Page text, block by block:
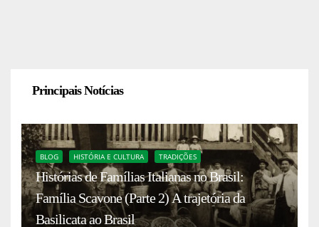
Principais Notícias
BLOG HISTÓRIA E CULTURA TRADIÇÕES
Histórias de Famílias Italianas no Brasil:
Família Scavone (Parte 2) A trajetória da
Basilicata ao Brasil